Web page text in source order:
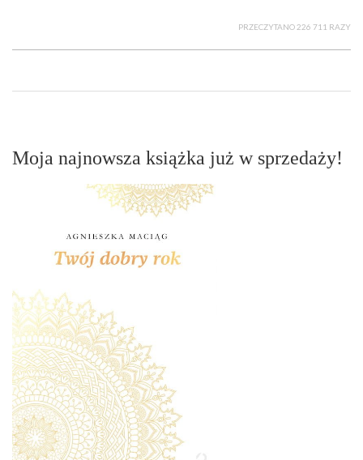
PRZECZYTANO 226 711 RAZY
Moja najnowsza książka już w sprzedaży!